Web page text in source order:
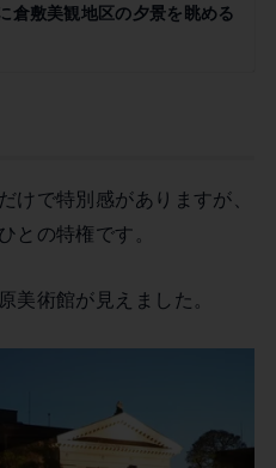
倉敷美観地区の夕景を眺める
けで特別感がありますが、
との特権です。
美術館が見えました。